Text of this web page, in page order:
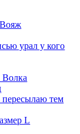
урал у кого
Волка
тем
L